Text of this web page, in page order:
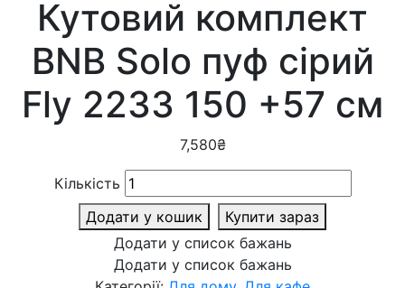
Кутовий комплект
BNB Solo пуф сірий
Fly 2233 150 +57 см
7,580₴
Кількість
Додати у кошик
Купити зараз
Додати у список бажань
Додати у список бажань